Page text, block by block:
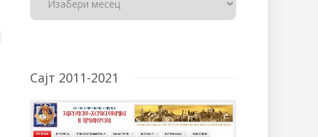
Сајт 2011-2021